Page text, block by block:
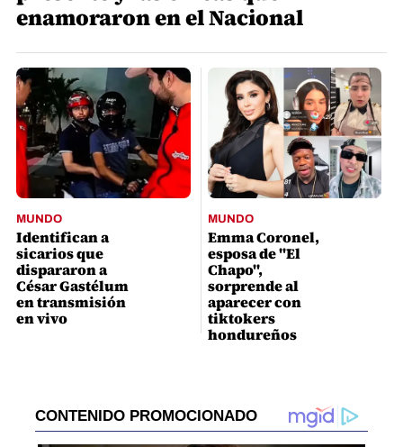
enamoraron en el Nacional
MUNDO
Identifican a
sicarios que
dispararon a
César Gastélum
en transmisión
en vivo
MUNDO
Emma Coronel,
esposa de "El
Chapo",
sorprende al
aparecer con
tiktokers
hondureños